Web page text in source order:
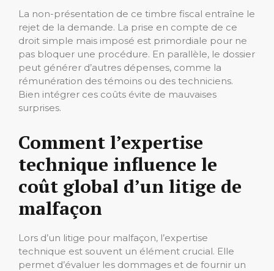
La non-présentation de ce timbre fiscal entraîne le
rejet de la demande. La prise en compte de ce
droit simple mais imposé est primordiale pour ne
pas bloquer une procédure. En parallèle, le dossier
peut générer d’autres dépenses, comme la
rémunération des témoins ou des techniciens.
Bien intégrer ces coûts évite de mauvaises
surprises.
Comment l’expertise
technique influence le
coût global d’un litige de
malfaçon
Lors d’un litige pour malfaçon, l’expertise
technique est souvent un élément crucial. Elle
permet d’évaluer les dommages et de fournir un